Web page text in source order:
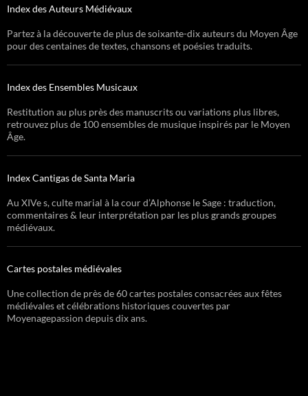
Index des Auteurs Médiévaux
Partez à la découverte de plus de soixante-dix auteurs du Moyen Âge
pour des centaines de textes, chansons et poésies traduits.
Index des Ensembles Musicaux
Restitution au plus près des manuscrits ou variations plus libres,
retrouvez plus de 100 ensembles de musique inspirés par le Moyen
Âge.
Index Cantigas de Santa Maria
Au XIVe s, culte marial à la cour d’Alphonse le Sage : traduction,
commentaires & leur interprétation par les plus grands groupes
médiévaux.
Cartes postales médiévales
Une collection de près de 60 cartes postales consacrées aux fêtes
médiévales et célébrations historiques couvertes par
Moyenagepassion depuis dix ans.